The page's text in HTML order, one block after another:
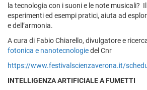
la tecnologia con i suoni e le note musicali?
esperimenti ed esempi pratici, aiuta ad
e dell’armonia.
A cura di Fabio Chiarello, divulgatore e
fotonica e nanotecnologiedel Cnr
https://www.festivalscienzaverona.it/
INTELLIGENZA ARTIFICIALE A FUMETTI